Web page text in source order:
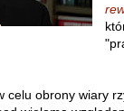
celu obrony wiary